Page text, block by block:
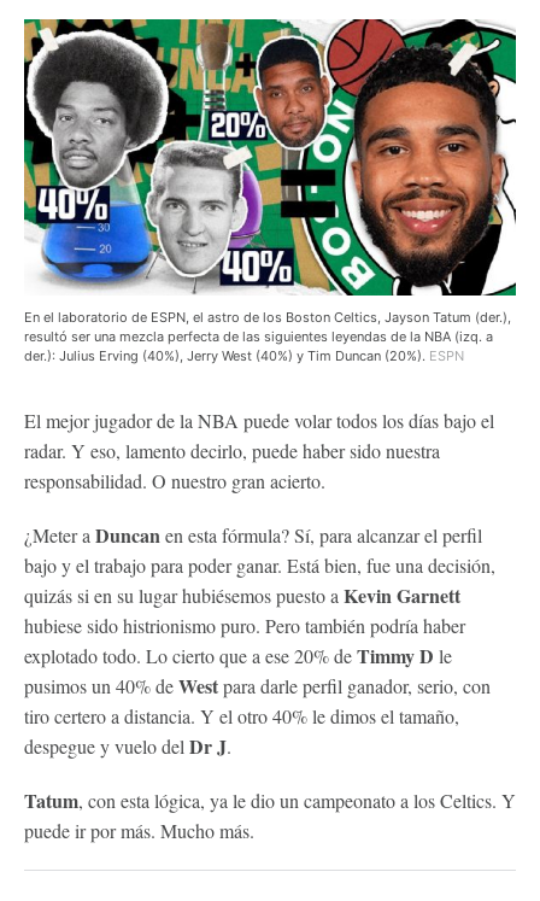
En el laboratorio de ESPN, el astro de los Boston Celtics, Jayson Tatum (der.),
resultó ser una mezcla perfecta de las siguientes leyendas de la NBA (izq. a
der.): Julius Erving (40%), Jerry West (40%) y Tim Duncan (20%). ESPN
El mejor jugador de la NBA puede volar todos los días bajo el
radar. Y eso, lamento decirlo, puede haber sido nuestra
responsabilidad. O nuestro gran acierto.
¿Meter aDuncanen esta fórmula? Sí, para alcanzar el perfil
bajo y el trabajo para poder ganar. Está bien, fue una decisión,
quizás si en su lugar hubiésemos puesto aKevin Garnett
hubiese sido histrionismo puro. Pero también podría haber
explotado todo. Lo cierto que a ese 20% deTimmy D le
pusimos un 40% deWestpara darle perfil ganador, serio, con
tiro certero a distancia. Y el otro 40% le dimos el tamaño,
despegue y vuelo delDr J.
Tatum, con esta lógica, ya le dio un campeonato a los Celtics. Y
puede ir por más. Mucho más.